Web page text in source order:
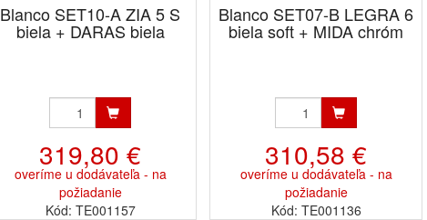
Blanco SET10-A ZIA 5 S
biela + DARAS biela
319,80 €
overíme u dodávateľa - na
požiadanie
Kód: TE001157
Blanco SET07-B LEGRA 6
biela soft + MIDA chróm
310,58 €
overíme u dodávateľa - na
požiadanie
Kód: TE001136